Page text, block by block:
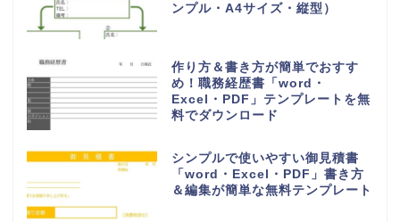
ンプル・A4サイズ・縦型）
作り方＆書き方が簡単でおすす
め！職務経歴書「word・
Excel・PDF」テンプレートを無
料でダウンロード
シンプルで使いやすい御見積書
「word・Excel・PDF」書き方
＆編集が簡単な無料テンプレート